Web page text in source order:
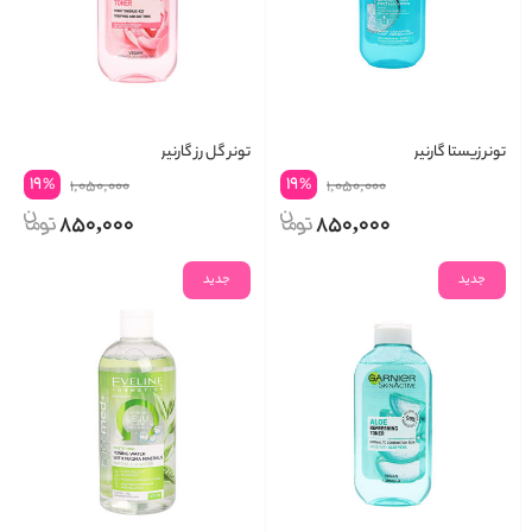
تونر زیستا گارنیر
1,050,000
19%
850,000
تونر گل رز گارنیر
1,050,000
19%
850,000
جدید جدید